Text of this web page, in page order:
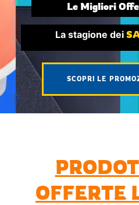
Le Migliori
La stagione dei
SCOPRI LE
OFFERTE